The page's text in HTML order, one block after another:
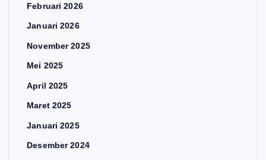
Februari 2026
Januari 2026
November 2025
Mei 2025
April 2025
Maret 2025
Januari 2025
Desember 2024